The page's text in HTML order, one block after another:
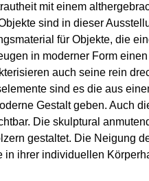
mit einem
sind in dieser
für Objekte, die
in moderner Form
auch seine rein
sind es die aus
Gestalt geben. Auch
Die skulptural
gestaltet. Die Neigung
ihrer individuellen